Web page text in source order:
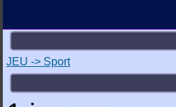
JEU -> Sport